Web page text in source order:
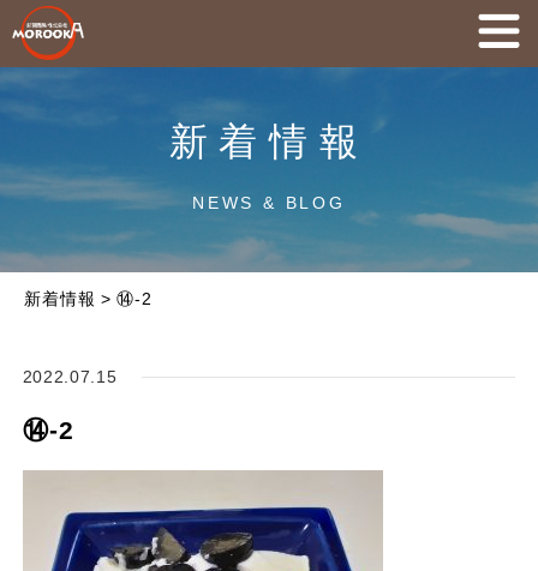
新着情報
NEWS & BLOG
新着情報 > ⑭-2
2022.07.15
⑭-2